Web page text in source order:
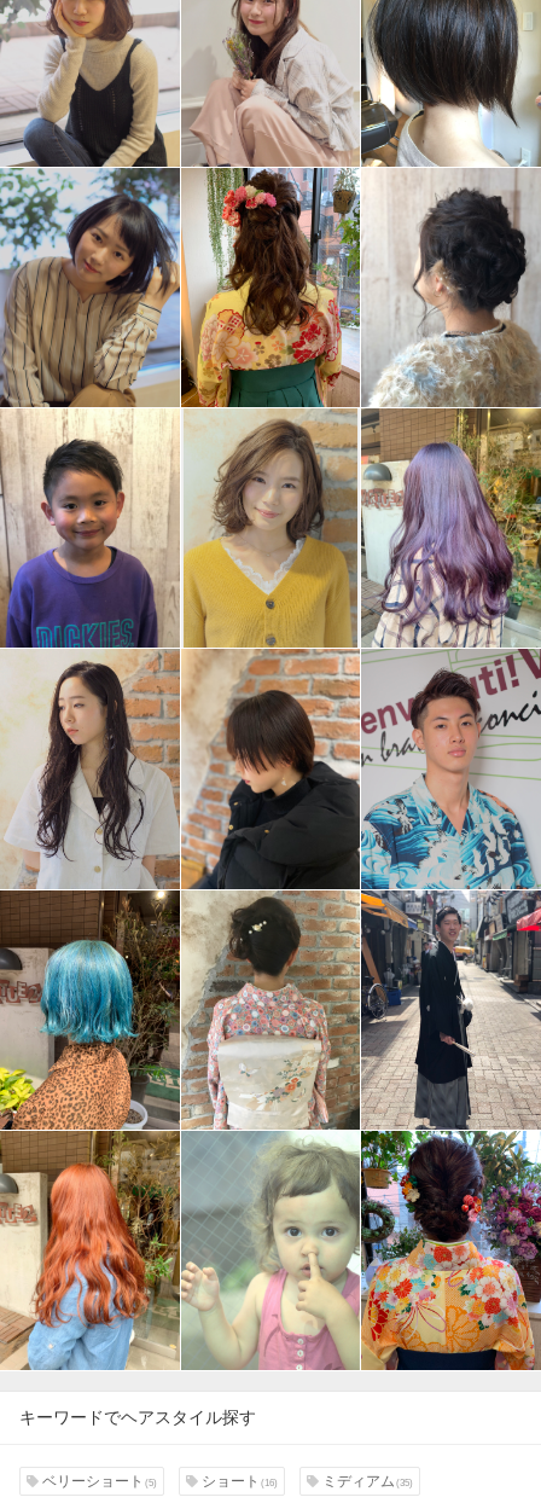
キーワードでヘアスタイル探す
ベリーショート(5) ショート(16) ミディアム(35)